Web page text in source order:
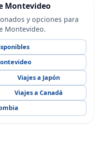
Montevideo
y opciones para
Montevideo.
Viajes a Japón
Viajes a Canadá